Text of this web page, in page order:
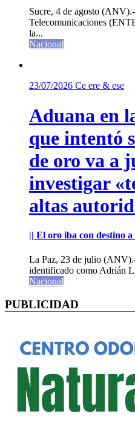
Sucre, 4 de agosto
Telecomunicaciones
la...
Nacional
23/07/2026 Ce ere & ese
Aduana en
que intentó
de oro va a
investigar
altas
|| El oro iba con destino
La Paz, 23 de julio
identificado como Adrián
Nacional
PUBLICIDAD